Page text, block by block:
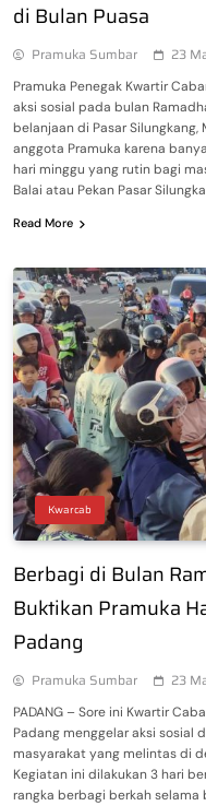
di Bulan Puasa
Pramuka Sumbar 23
Pramuka Penegak Kwartir
aksi sosial pada bulan
belanjaan di Pasar
anggota Pramuka karena
hari minggu yang rutin bagi
Balai atau Pekan Pasar
Read More
Kwarcab
Berbagi di Bulan
Buktikan Pramuka
Padang
Pramuka Sumbar 23
PADANG – Sore ini Kwartir
Padang menggelar aksi sosial
masyarakat yang melintas di
Kegiatan ini dilakukan 3 hari
rangka berbagi berkah